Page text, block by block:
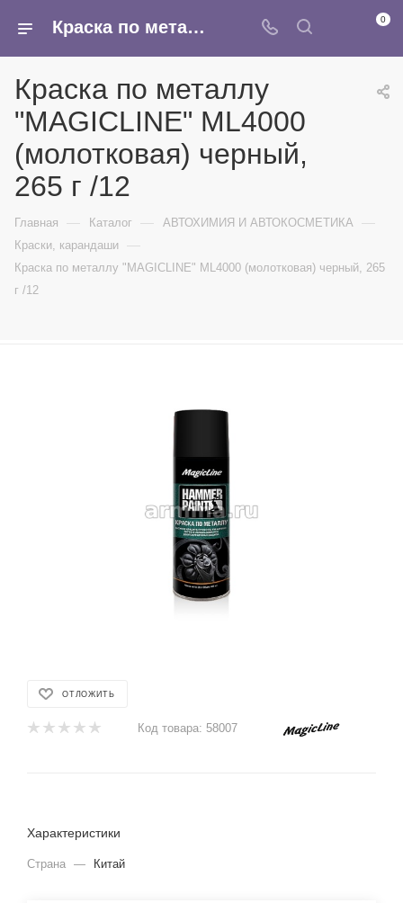
Краска по металлу "MAGICLINE" ML4000 (молотковая) черный, 265 г /12 - купить в интернет-магазине Армина 0
Краска по металлу
"MAGICLINE" ML4000
(молотковая) черный,
265 г /12
Главная — Каталог — АВТОХИМИЯ И АВТОКОСМЕТИКА —
Краски, карандаши —
Краска по металлу "MAGICLINE" ML4000 (молотковая) черный, 265
г /12
ОТЛОЖИТЬ
Код товара: 58007
Характеристики
Страна — Китай